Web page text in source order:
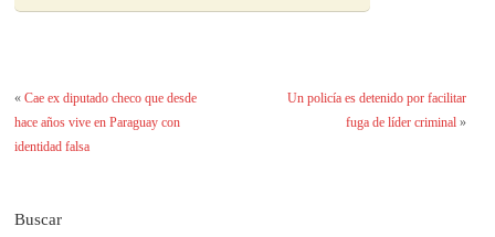
«Cae ex diputado checo que desde
hace años vive en Paraguay con
identidad falsa
Un policía es detenido por facilitar
fuga de líder criminal»
Buscar